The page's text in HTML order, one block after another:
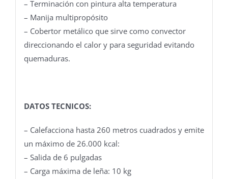
– Terminación con pintura alta temperatura
– Manija multipropósito
– Cobertor metálico que sirve como convector
direccionando el calor y para seguridad evitando
quemaduras.
DATOS TECNICOS:
– Calefacciona hasta 260 metros cuadrados y emite
un máximo de 26.000 kcal:
– Salida de 6 pulgadas
– Carga máxima de leña: 10 kg